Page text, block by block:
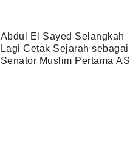
Abdul El Sayed Selangkah
Lagi Cetak Sejarah sebagai
Senator Muslim Pertama AS